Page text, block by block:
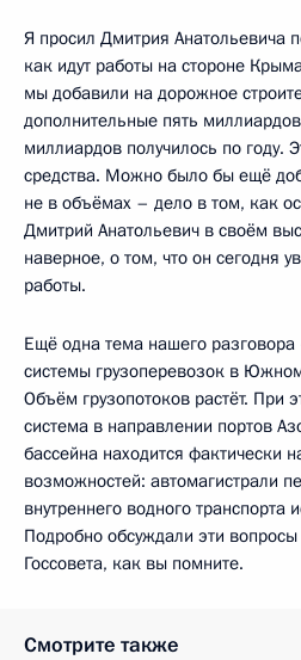
Я просил Дмитрия Анатольевича
как идут работы на стороне
мы добавили на дорожное
дополнительные пять
миллиардов получилось по году.
средства. Можно было бы ещё
не в объёмах – дело в том, как
Дмитрий Анатольевич в своём
наверное, о том, что он сегодня
работы.
Ещё одна тема нашего
системы грузоперевозок в
Объём грузопотоков растёт. При
система в направлении портов
бассейна находится фактически
возможностей: автомагистрали
внутреннего водного транспорта
Подробно обсуждали эти
Госсовета, как вы помните.
Смотрите также